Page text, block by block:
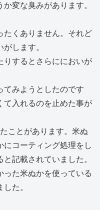
変な臭みがあります。
たくありません。それど
します。
りするとさらににおいが
てみようとしたのです
て入れるのを止めた事が
ことがあります。米ぬ
にコーティング処理をし
記載されていました。
った米ぬかを使っている
た。